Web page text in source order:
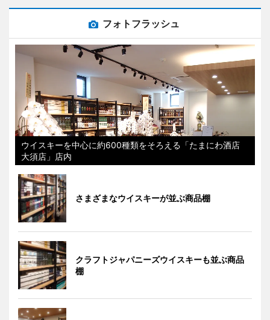
フォトフラッシュ
ウイスキーを中心に約600種類をそろえる「たまにわ酒店
大須店」店内
さまざまなウイスキーが並ぶ商品棚
クラフトジャパニーズウイスキーも並ぶ商品
棚